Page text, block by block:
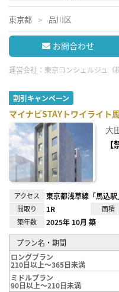
東京都 品川区
お問合わせ
運営会社： 東京コンシェルジュ（
割引キャンペーン
マイナビSTAYトワイライト
大
アクセス 東京都浅草線「馬込
間取り 1R 面積
築年数 2025年 10月 築
プラン名・期間
ロングプラン
210日以上～365日未満
ミドルプラン
90日以上～210日未満